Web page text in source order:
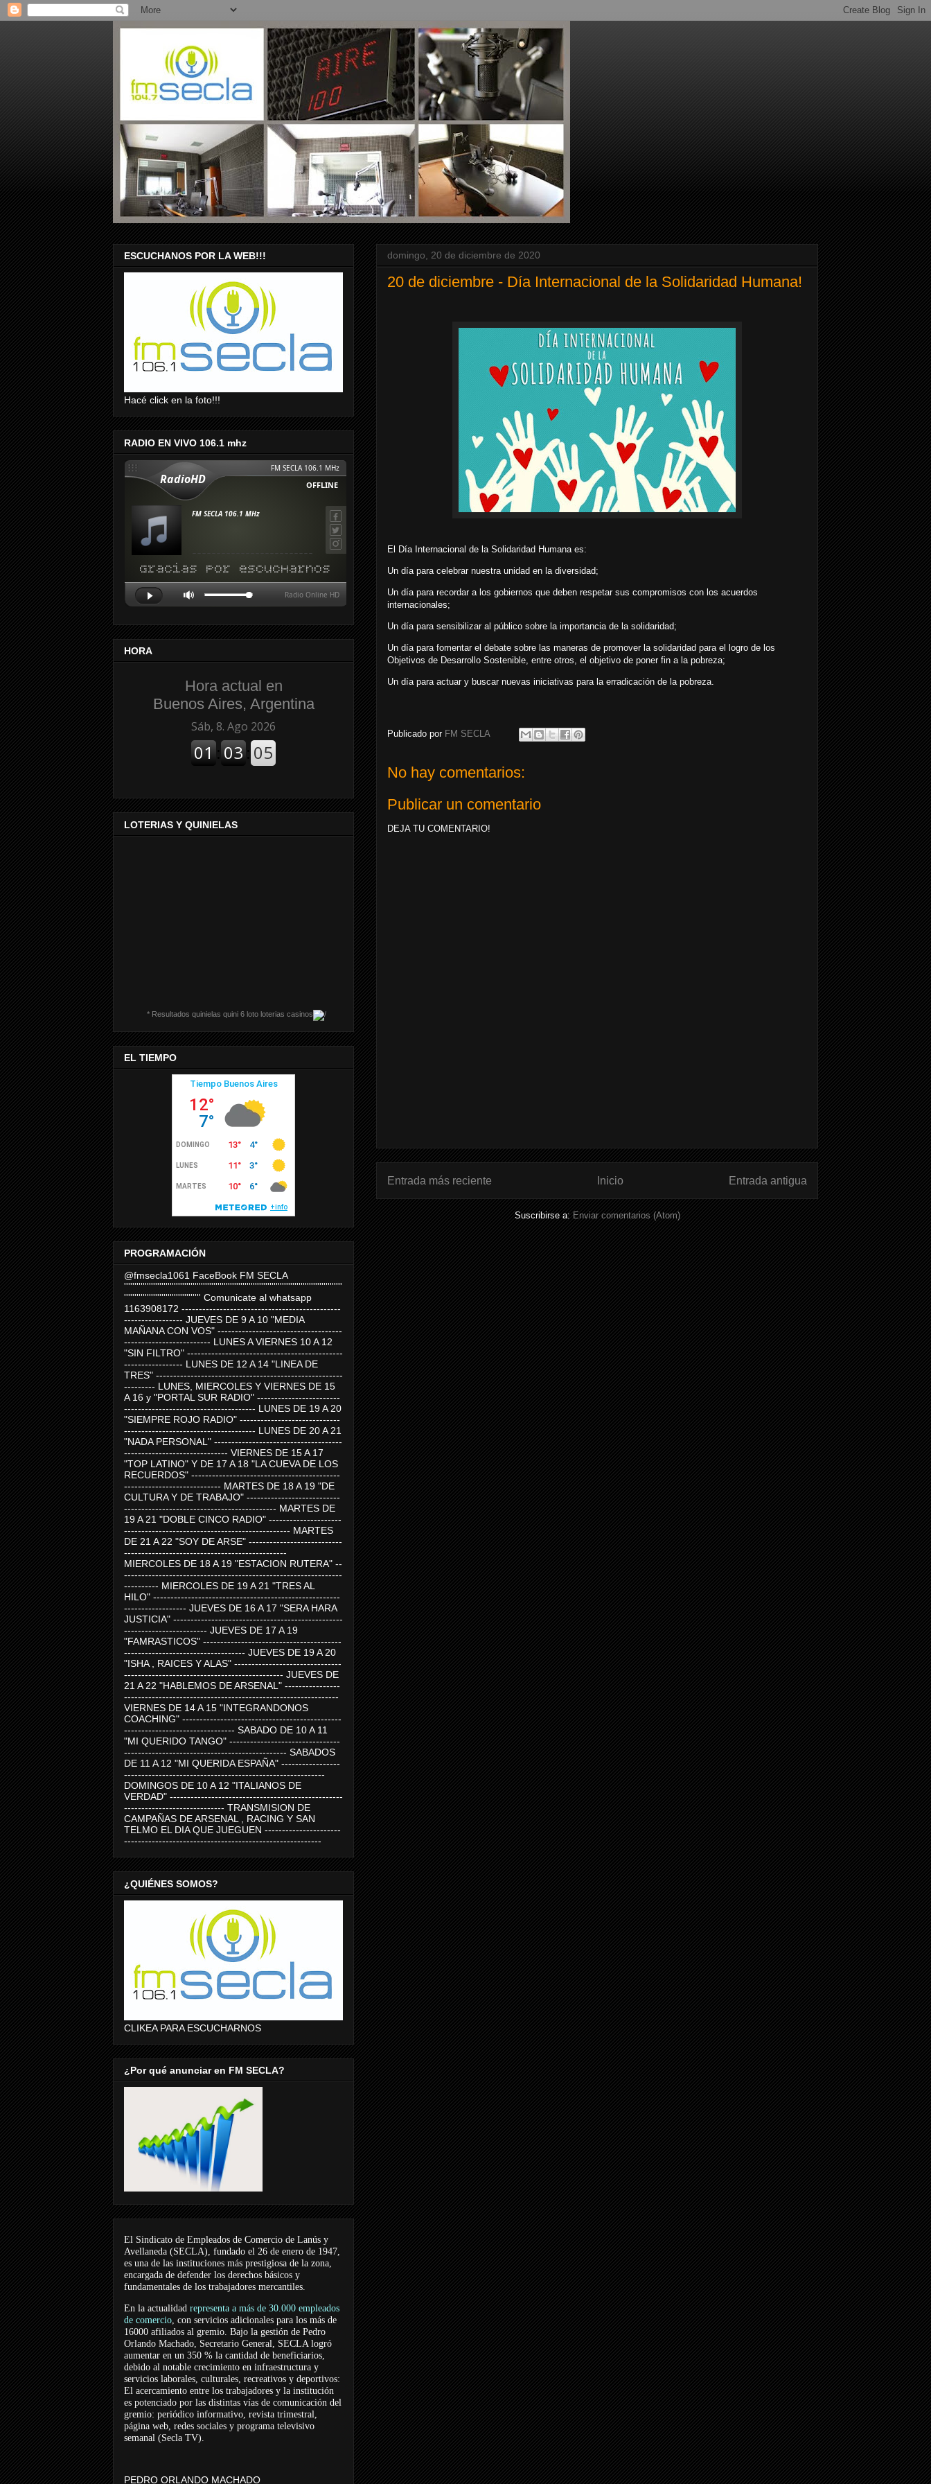
domingo, 20 de diciembre de 2020
20 de diciembre - Día Internacional de la Solidaridad Humana!
El Día Internacional de la Solidaridad Humana es:
Un día para celebrar nuestra unidad en la diversidad;
Un día para recordar a los gobiernos que deben respetar sus compromisos con los acuerdos
internacionales;
Un día para sensibilizar al público sobre la importancia de la solidaridad;
Un día para fomentar el debate sobre las maneras de promover la solidaridad para el logro de los
Objetivos de Desarrollo Sostenible, entre otros, el objetivo de poner fin a la pobreza;
Un día para actuar y buscar nuevas iniciativas para la erradicación de la pobreza.
Publicado por FM SECLA
No hay comentarios:
Publicar un comentario
DEJA TU COMENTARIO!
Entrada más reciente Entrada antigua
Inicio
Suscribirse a: Enviar comentarios (Atom)
ESCUCHANOS POR LA WEB!!!
Hacé click en la foto!!!
RADIO EN VIVO 106.1 mhz
HORA
Hora actual en
Buenos Aires, Argentina
LOTERIAS Y QUINIELAS
* Resultados quinielas quini 6 loto loterias casinos
EL TIEMPO
PROGRAMACIÓN
@fmsecla1061 FaceBook FM SECLA
'''''''''''''''''''''''''''''''''''''''''''''''''''''''''''''''''''''''''''''''''''''''''''''''''''''''''
''''''''''''''''''''''''''''''''''''' Comunicate al whatsapp
1163908172 ----------------------------------------------
----------------- JUEVES DE 9 A 10 "MEDIA
MAÑANA CON VOS" ------------------------------------
------------------------- LUNES A VIERNES 10 A 12
"SIN FILTRO" ---------------------------------------------
----------------- LUNES DE 12 A 14 "LINEA DE
TRES" ------------------------------------------------------
--------- LUNES, MIERCOLES Y VIERNES DE 15
A 16 y "PORTAL SUR RADIO" ------------------------
-------------------------------------- LUNES DE 19 A 20
"SIEMPRE ROJO RADIO" -----------------------------
-------------------------------------- LUNES DE 20 A 21
"NADA PERSONAL" -------------------------------------
------------------------------ VIERNES DE 15 A 17
"TOP LATINO" Y DE 17 A 18 "LA CUEVA DE LOS
RECUERDOS" -------------------------------------------
---------------------------- MARTES DE 18 A 19 "DE
CULTURA Y DE TRABAJO" ---------------------------
-------------------------------------------- MARTES DE
19 A 21 "DOBLE CINCO RADIO" ---------------------
------------------------------------------------ MARTES
DE 21 A 22 "SOY DE ARSE" ---------------------------
-----------------------------------------------
MIERCOLES DE 18 A 19 "ESTACION RUTERA" --
---------------------------------------------------------------
---------- MIERCOLES DE 19 A 21 "TRES AL
HILO" ------------------------------------------------------
------------------ JUEVES DE 16 A 17 "SERA HARA
JUSTICIA" -------------------------------------------------
------------------------ JUEVES DE 17 A 19
"FAMRASTICOS" ----------------------------------------
----------------------------------- JUEVES DE 19 A 20
"ISHA , RAICES Y ALAS" -------------------------------
---------------------------------------------- JUEVES DE
21 A 22 "HABLEMOS DE ARSENAL" ----------------
--------------------------------------------------------------
VIERNES DE 14 A 15 "INTEGRANDONOS
COACHING" ----------------------------------------------
-------------------------------- SABADO DE 10 A 11
"MI QUERIDO TANGO" --------------------------------
----------------------------------------------- SABADOS
DE 11 A 12 "MI QUERIDA ESPAÑA" -----------------
----------------------------------------------------------
DOMINGOS DE 10 A 12 "ITALIANOS DE
VERDAD" --------------------------------------------------
----------------------------- TRANSMISION DE
CAMPAÑAS DE ARSENAL , RACING Y SAN
TELMO EL DIA QUE JUEGUEN ----------------------
---------------------------------------------------------
¿QUIÉNES SOMOS?
CLIKEA PARA ESCUCHARNOS
¿Por qué anunciar en FM SECLA?
El Sindicato de Empleados de Comercio de Lanús y
Avellaneda (SECLA), fundado el 26 de enero de 1947,
es una de las instituciones más prestigiosa de la zona,
encargada de defender los derechos básicos y
fundamentales de los trabajadores mercantiles.
En la actualidad representa a más de 30.000 empleados
de comercio, con servicios adicionales para los más de
16000 afiliados al gremio. Bajo la gestión de Pedro
Orlando Machado, Secretario General, SECLA logró
aumentar en un 350 % la cantidad de beneficiarios,
debido al notable crecimiento en infraestructura y
servicios laborales, culturales, recreativos y deportivos:
El acercamiento entre los trabajadores y la institución
es potenciado por las distintas vías de comunicación del
gremio: periódico informativo, revista trimestral,
página web, redes sociales y programa televisivo
semanal (Secla TV).
PEDRO ORLANDO MACHADO